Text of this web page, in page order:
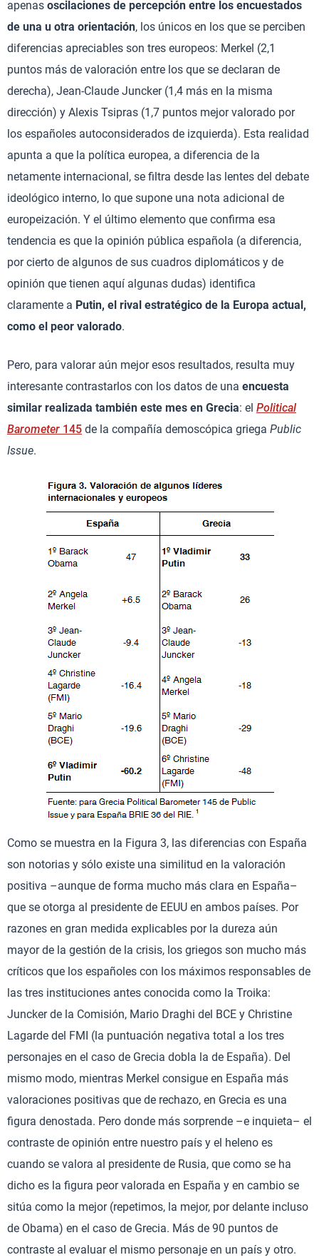
apenas oscilaciones de percepción entre los encuestados
de una u otra orientación, los únicos en los que se perciben
diferencias apreciables son tres europeos: Merkel (2,1
puntos más de valoración entre los que se declaran de
derecha), Jean-Claude Juncker (1,4 más en la misma
dirección) y Alexis Tsipras (1,7 puntos mejor valorado por
los españoles autoconsiderados de izquierda). Esta realidad
apunta a que la política europea, a diferencia de la
netamente internacional, se filtra desde las lentes del debate
ideológico interno, lo que supone una nota adicional de
europeización. Y el último elemento que confirma esa
tendencia es que la opinión pública española (a diferencia,
por cierto de algunos de sus cuadros diplomáticos y de
opinión que tienen aquí algunas dudas) identifica
claramente a Putin, el rival estratégico de la Europa actual,
como el peor valorado.
Pero, para valorar aún mejor esos resultados, resulta muy
interesante contrastarlos con los datos de una encuesta
similar realizada también este mes en Grecia: el Political
Barometer 145 de la compañía demoscópica griega Public
Issue.
Como se muestra en la Figura 3, las diferencias con España
son notorias y sólo existe una similitud en la valoración
positiva –aunque de forma mucho más clara en España–
que se otorga al presidente de EEUU en ambos países. Por
razones en gran medida explicables por la dureza aún
mayor de la gestión de la crisis, los griegos son mucho más
críticos que los españoles con los máximos responsables de
las tres instituciones antes conocida como la Troika:
Juncker de la Comisión, Mario Draghi del BCE y Christine
Lagarde del FMI (la puntuación negativa total a los tres
personajes en el caso de Grecia dobla la de España). Del
mismo modo, mientras Merkel consigue en España más
valoraciones positivas que de rechazo, en Grecia es una
figura denostada. Pero donde más sorprende –e inquieta– el
contraste de opinión entre nuestro país y el heleno es
cuando se valora al presidente de Rusia, que como se ha
dicho es la figura peor valorada en España y en cambio se
sitúa como la mejor (repetimos, la mejor, por delante incluso
de Obama) en el caso de Grecia. Más de 90 puntos de
contraste al evaluar el mismo personaje en un país y otro.